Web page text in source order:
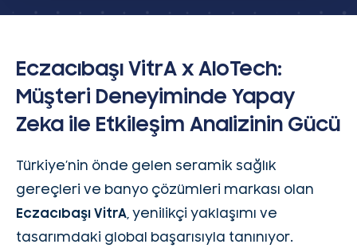
Eczacıbaşı VitrA x AloTech:
Müşteri Deneyiminde Yapay
Zeka ile Etkileşim Analizinin Gücü
Türkiye’nin önde gelen seramik sağlık
gereçleri ve banyo çözümleri markası olan
Eczacıbaşı VitrA, yenilikçi yaklaşımı ve
tasarımdaki global başarısıyla tanınıyor.